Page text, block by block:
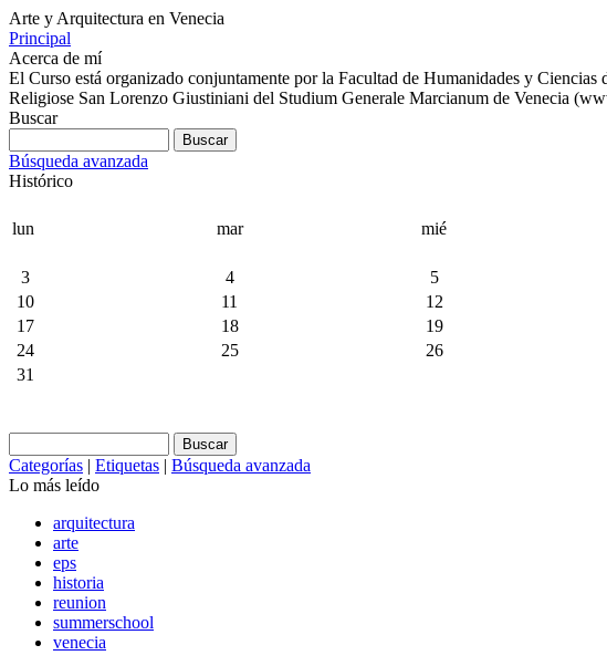
Arte y Arquitectura en Venecia
Principal
Acerca de mí
El Curso está organizado conjuntamente por la Facultad de Humanidades y
Religiose San Lorenzo Giustiniani del Studium Generale Marcianum de Venecia
Buscar
Búsqueda avanzada
Histórico
lun
mar mié
3
4 5
10
11 12
17
18 19
24
25 26
31
Categorías | Etiquetas | Búsqueda avanzada
Lo más leído
arquitectura
arte
eps
historia
reunion
summerschool
venecia